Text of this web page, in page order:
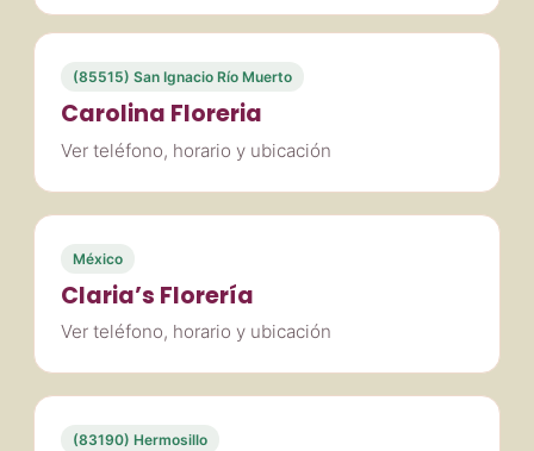
(85515) San Ignacio Río Muerto
Carolina Floreria
Ver teléfono, horario y ubicación
México
Claria’s Florería
Ver teléfono, horario y ubicación
(83190) Hermosillo